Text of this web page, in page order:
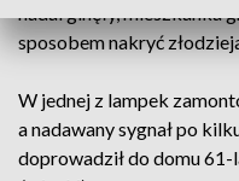
nadal ginęły, mieszkanka
sposobem nakryć
W jednej z lampek
a nadawany sygnał po
doprowadził do domu